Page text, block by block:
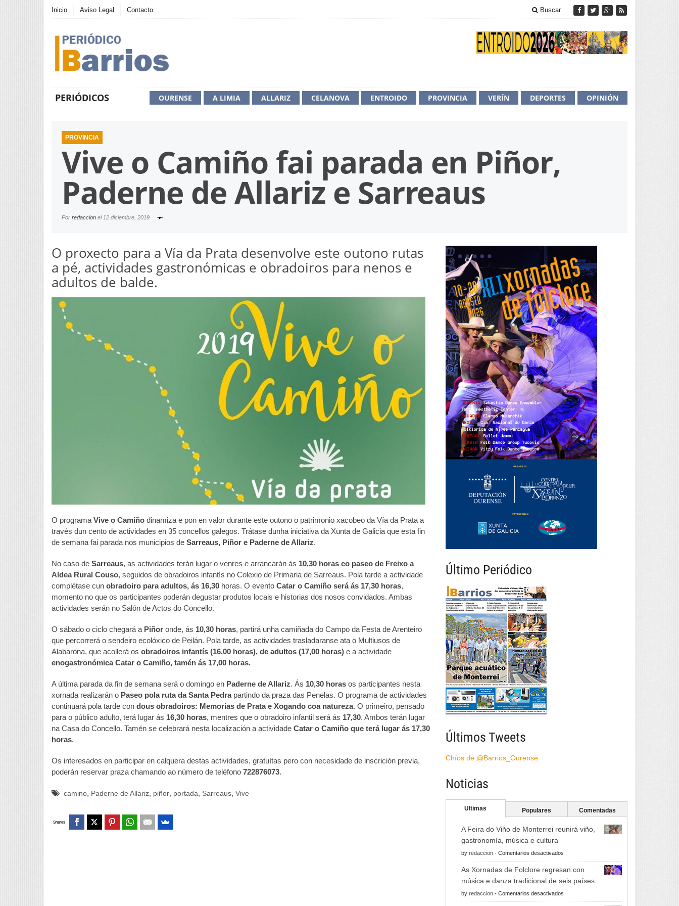
Inicio Aviso Legal Contacto Buscar
PERIÓDICOS OPINIÓN
DEPORTES
VERÍN
PROVINCIA
ENTROIDO
CELANOVA
ALLARIZ
A LIMIA
OURENSE
PROVINCIA
Vive o Camiño fai parada en Piñor,
Paderne de Allariz e Sarreaus
Por redaccion el 12 diciembre, 2019
O proxecto para a Vía da Prata desenvolve este outono rutas
a pé, actividades gastronómicas e obradoiros para nenos e
adultos de balde.
O programa Vive o Camiño dinamiza e pon en valor durante este outono o patrimonio xacobeo da Vía da Prata a
través dun cento de actividades en 35 concellos galegos. Trátase dunha iniciativa da Xunta de Galicia que esta fin
de semana fai parada nos municipios de Sarreaus, Piñor e Paderne de Allariz.
No caso de Sarreaus, as actividades terán lugar o venres e arrancarán ás 10,30 horas co paseo de Freixo a
Aldea Rural Couso, seguidos de obradoiros infantís no Colexio de Primaria de Sarreaus. Pola tarde a actividade
complétase cun obradoiro para adultos, ás 16,30 horas. O evento Catar o Camiño será ás 17,30 horas,
momento no que os participantes poderán degustar produtos locais e historias dos nosos convidados. Ambas
actividades serán no Salón de Actos do Concello.
O sábado o ciclo chegará a Piñor onde, ás 10,30 horas, partirá unha camiñada do Campo da Festa de Arenteiro
que percorrerá o sendeiro ecolóxico de Peilán. Pola tarde, as actividades trasladaranse ata o Multiusos de
Alabarona, que acollerá os obradoiros infantís (16,00 horas), de adultos (17,00 horas) e a actividade
enogastronómica Catar o Camiño, tamén ás 17,00 horas.
A última parada da fin de semana será o domingo en Paderne de Allariz. Ás 10,30 horas os participantes nesta
xornada realizarán o Paseo pola ruta da Santa Pedrapartindo da praza das Penelas. O programa de actividades
continuará pola tarde con dous obradoiros: Memorias de Prata e Xogando coa natureza. O primeiro, pensado
para o público adulto, terá lugar ás 16,30 horas, mentres que o obradoiro infantil será ás 17,30. Ambos terán lugar
na Casa do Concello. Tamén se celebrará nesta localización a actividade Catar o Camiño que terá lugar ás 17,30
horas.
Os interesados en participar en calquera destas actividades, gratuítas pero con necesidade de inscrición previa,
poderán reservar praza chamando ao número de teléfono 722876073.
camino, Paderne de Allariz, piñor, portada, Sarreaus, Vive
Shares
Último Periódico
Últimos Tweets
Chíos de @Barrios_Ourense
Noticias
Ultimas Populares Comentadas
A Feira do Viño de Monterrei reunirá viño,
gastronomía, música e cultura
by redaccion - Comentarios desactivados
A
As Xornadas de Folclore regresan con
música e danza tradicional de seis países
by redaccion - Comentarios desactivados
As